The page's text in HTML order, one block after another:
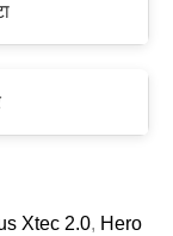
Xtec 2.0, Hero